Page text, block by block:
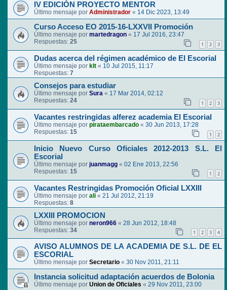
IV EDICIÓN PROYECTO MENTOR
Último mensaje por Administrador « 14 Dic 2023, 13:49
Curso Acceso EO 2015-16-LXXVII Promoción
Último mensaje por martedragon « 17 Jul 2016, 23:47
Respuestas: 25 1 2 3
Dudas acerca del régimen académico de El Escorial
Último mensaje por klt « 10 Jul 2015, 11:17
Respuestas: 7
Consejos para estudiar
Último mensaje por Sura « 17 Mar 2014, 02:12
Respuestas: 24 1 2 3
Vacantes restringidas alferez academia El Escorial
Último mensaje por pirataembarcado « 30 Jun 2013, 17:28
Respuestas: 15 1 2
Inicio Nuevo Curso Oficiales 2012-2013 S.L. El
Escorial
Último mensaje por juanmagg « 02 Ene 2013, 22:56
Respuestas: 15 1 2
Vacantes Restringidas Promoción Oficial LXXIII
Último mensaje por ali « 21 Jul 2012, 21:19
Respuestas: 8
LXXIII PROMOCION
Último mensaje por neron966 « 28 Jun 2012, 18:48
Respuestas: 34 1 2 3 4
AVISO ALUMNOS DE LA ACADEMIA DE S.L. DE EL
ESCORIAL
Último mensaje por Secretario « 30 Nov 2011, 21:11
Instancia solicitud adaptación acuerdos de Bolonia
Último mensaje por Union de Oficiales « 29 Nov 2011, 23:00